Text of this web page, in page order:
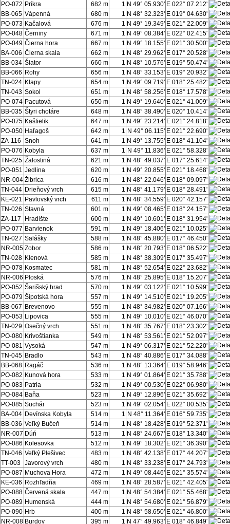
PO-072 Príkra 682 m 1 N 49° 05.930' E 022° 07.212'
BB-065 Vápenná 680 m 1 N 48° 32.323' E 019° 04.630'
PO-073 Kačalová 676 m 1 N 49° 19.349' E 021° 22.009'
PO-048 Černiny 671 m 1 N 49° 08.384' E 022° 02.415'
PO-049 Čierna hora 667 m 1 N 49° 18.155' E 021° 30.500'
BA-006 Čierna skala 662 m 1 N 48° 29.962' E 017° 20.528'
BB-034 Šiator 660 m 1 N 48° 10.576' E 019° 50.474'
BB-066 Rohy 656 m 1 N 48° 33.153' E 019° 20.932'
TN-024 Klapy 654 m 1 N 49° 09.719' E 018° 25.482'
TN-043 Sokol 651 m 1 N 48° 58.256' E 018° 17.578'
PO-074 Pacutová 650 m 1 N 49° 19.640' E 021° 41.009'
BB-035 Štyri chotáre 648 m 1 N 48° 38.490' E 020° 10.414'
PO-075 Kaštielik 647 m 1 N 49° 23.214' E 021° 24.818'
PO-050 Haľagoš 642 m 1 N 49° 06.115' E 021° 22.690'
ZA-116 Snoh 641 m 1 N 49° 13.755' E 018° 41.104'
PO-076 Kobyla 637 m 1 N 49° 11.836' E 021° 58.328'
TN-025 Žalostiná 621 m 1 N 48° 49.037' E 017° 25.614'
PO-051 Jedlina 620 m 1 N 49° 20.855' E 021° 18.468'
NR-004 Žibrica 616 m 1 N 48° 22.046' E 018° 09.097'
TN-044 Drieňový vrch 615 m 1 N 48° 41.179' E 018° 28.491'
KE-021 Pavlovský vrch 611 m 1 N 48° 34.559' E 020° 42.157'
TN-026 Stavná 601 m 1 N 49° 08.465' E 018° 24.157'
ZA-117
Hradište 600 m 1 N 49° 10.601' E 018° 31.954'
PO-077 Barvienok 591 m 1 N 49° 18.406' E 021° 10.025'
TN-027 Salášky 588 m 1 N 48° 45.880' E 017° 46.450'
NR-005 Zobor 586 m 1 N 48° 20.793' E 018° 06.522'
TN-028 Klenová 585 m 1 N 48° 38.309' E 017° 35.497'
PO-078 Kosmatec 581 m 1 N 48° 52.654' E 022° 23.682'
NR-006 Ploská 576 m 1 N 48° 25.895' E 018° 15.207'
PO-052 Šarišský hrad 570 m 1 N 49° 03.122' E 021° 10.599'
PO-079 Šipotská hora 557 m 1 N 49° 14.510' E 021° 19.205'
BB-067 Brevenovo 555 m 1 N 48° 34.982' E 020° 07.166'
PO-053 Lipovica 555 m 1 N 49° 10.010' E 021° 46.070'
TN-029 Osečný vrch 551 m 1 N 48° 35.767' E 018° 23.302'
PO-080 Krivoštianka 549 m 1 N 48° 53.561' E 021° 52.097'
PO-081 Vysoká 547 m 1 N 49° 06.317' E 021° 52.220'
TN-045 Bradlo 543 m 1 N 48° 40.886' E 017° 34.088'
BB-068 Ragáč 536 m 1 N 48° 13.364' E 019° 58.946'
PO-082 Kunová hora 533 m 1 N 49° 01.864' E 021° 35.788'
PO-083 Patria 532 m 1 N 49° 00.530' E 022° 06.980'
PO-084 Baňa 523 m 1 N 49° 12.896' E 021° 35.692'
PO-085 Suchár 523 m 1 N 49° 02.054' E 022° 00.535'
BA-004 Devínska Kobyla 514 m 1 N 48° 11.364' E 016° 59.735'
BB-036 Veľký Bučeň 514 m 1 N 48° 18.428' E 019° 52.371'
NR-007 Dúń 513 m 1 N 48° 24.667' E 018° 13.340'
PO-086 Kolesovka 512 m 1 N 49° 18.302' E 021° 36.390'
TN-046 Veľký Plešivec 483 m 1 N 48° 42.138' E 017° 44.207'
TT-003 Javorový vrch 480 m 1 N 48° 33.238' E 017° 24.793'
PO-087 Muchova Hora 472 m 1 N 49° 08.446' E 021° 35.574'
KE-036 Rozhľadňa 469 m 1 N 48° 28.587' E 021° 42.405'
PO-088 Červená skala 447 m 1 N 48° 54.384' E 021° 55.468'
PO-089 Humenská 444 m 1 N 48° 54.680' E 021° 56.879'
PO-090 Hrb 400 m 1 N 48° 58.650' E 021° 46.800'
NR-008 Burdov 395 m 1 N 47° 49.963' E 018° 46.849'